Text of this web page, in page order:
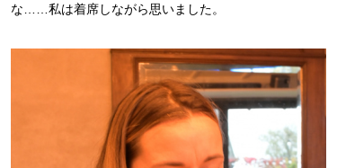
な……私は着席しながら思いました。